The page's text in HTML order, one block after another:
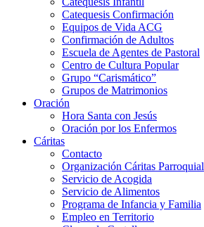
Catequesis Confirmación
Equipos de Vida ACG
Confirmación de Adultos
Escuela de Agentes de Pastoral
Centro de Cultura Popular
Grupo “Carismático”
Grupos de Matrimonios
Oración
Hora Santa con Jesús
Oración por los Enfermos
Cáritas
Contacto
Organización Cáritas Parroquial
Servicio de Acogida
Servicio de Alimentos
Programa de Infancia y Familia
Empleo en Territorio